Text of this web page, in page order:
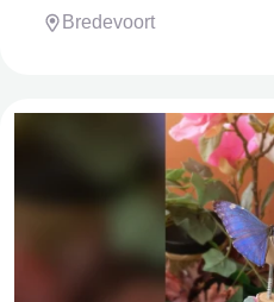
Bredevoort